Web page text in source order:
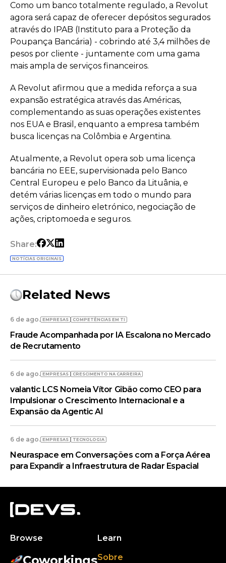
Como um banco totalmente regulado, a Revolut
agora será capaz de oferecer depósitos segurados
através do IPAB (Instituto para a Proteção da
Poupança Bancária) - cobrindo até 3,4 milhões de
pesos por cliente - juntamente com uma gama
mais ampla de serviços financeiros.
A Revolut afirmou que a medida reforça a sua
expansão estratégica através das Américas,
complementando as suas operações existentes
nos EUA e Brasil, enquanto a empresa também
busca licenças na Colômbia e Argentina.
Atualmente, a Revolut opera sob uma licença
bancária no EEE, supervisionada pelo Banco
Central Europeu e pelo Banco da Lituânia, e
detém várias licenças em todo o mundo para
serviços de dinheiro eletrónico, negociação de
ações, criptomoeda e seguros.
Share:
NOTÍCIAS ORIGINAIS
Related News
6 de ago. EMPRESAS COMPETÊNCIAS EM TI
Fraude Acompanhada por IA Escalona no Mercado
de Recrutamento
6 de ago. EMPRESAS CRESCIMENTO NA CARREIRA
valantic LCS Nomeia Vítor Gibão como CEO para
Impulsionar o Crescimento Internacional e a
Expansão da Agentic AI
6 de ago. EMPRESAS TECNOLOGIA
Neuraspace em Conversações com a Força Aérea
para Expandir a Infraestrutura de Radar Espacial
Browse
Learn
Sobre